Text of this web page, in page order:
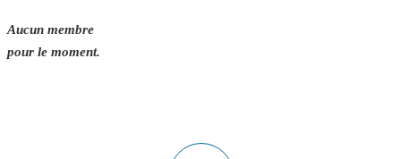
Aucun membre
pour le moment.